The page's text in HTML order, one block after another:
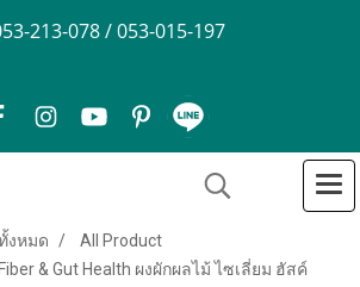
213-078 / 053-015-197
งหมด
All Product
& Gut Health ผงผักผลไม้ ไซเลี่ยม ฮัสค์